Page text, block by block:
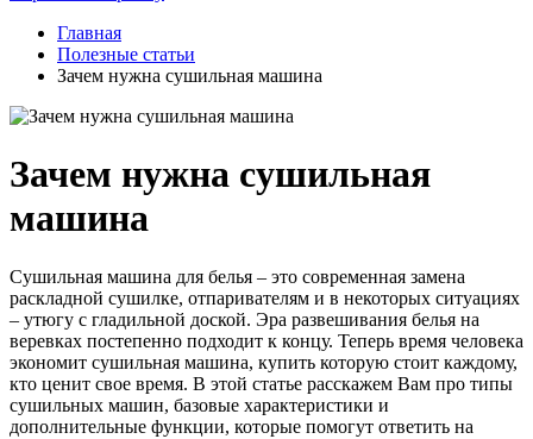
Главная
Полезные статьи
Зачем нужна сушильная машина
Зачем нужна сушильная
машина
Сушильная машина для белья – это современная замена
раскладной сушилке, отпаривателям и в некоторых ситуациях
– утюгу с гладильной доской. Эра развешивания белья на
веревках постепенно подходит к концу. Теперь время человека
экономит сушильная машина, купить которую стоит каждому,
кто ценит свое время. В этой статье расскажем Вам про типы
сушильных машин, базовые характеристики и
дополнительные функции, которые помогут ответить на